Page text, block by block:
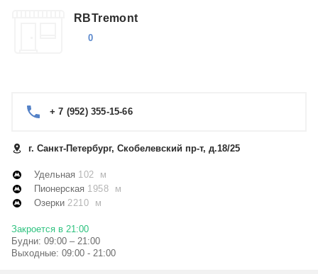
RBTremont
0
+ 7 (952) 355-15-66
г. Санкт-Петербург, Скобелевский пр-т, д.18/25
Удельная 102 м
Пионерская 1958 м
Озерки 2210 м
Закроется в 21:00
Будни: 09:00 – 21:00
Выходные: 09:00 - 21:00